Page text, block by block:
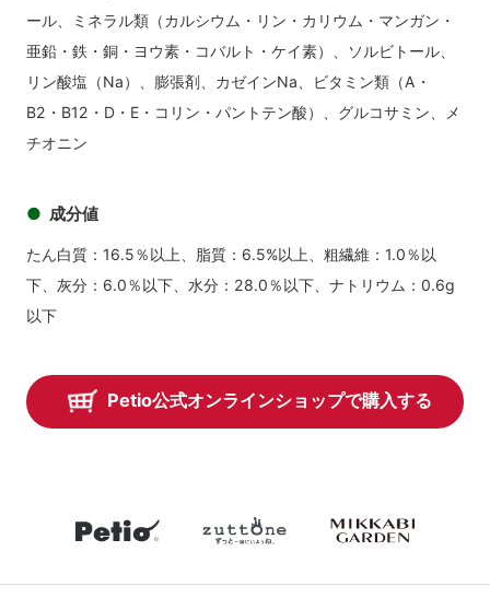
ール、ミネラル類（カルシウム・リン・カリウム・マンガン・
亜鉛・鉄・銅・ヨウ素・コバルト・ケイ素）、ソルビトール、
リン酸塩（Na）、膨張剤、カゼインNa、ビタミン類（A・
B2・B12・D・E・コリン・パントテン酸）、グルコサミン、メ
チオニン
成分値
たん白質：16.5％以上、脂質：6.5%以上、粗繊維：1.0％以
下、灰分：6.0％以下、水分：28.0％以下、ナトリウム：0.6g
以下
Petio公式オンラインショップで購入する